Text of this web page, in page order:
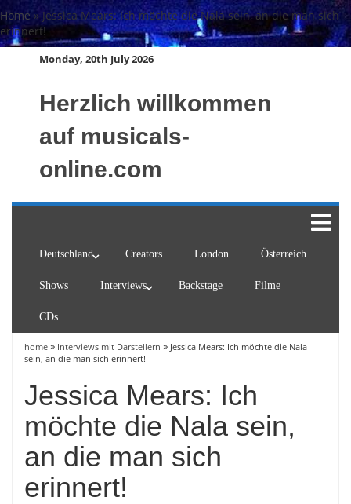
Skip
to
content
Home» Jessica Mears: Ich möchte die Nala sein, an die man sich
erinnert!
Monday, 20th July 2026
Herzlich willkommen
auf musicals-
online.com
Deutschland Creators London Österreich
Shows Interviews Backstage Filme
CDs
home Interviews mit Darstellern
Jessica Mears: Ich möchte die Nala
sein, an die man sich erinnert!
Jessica Mears: Ich
möchte die Nala sein,
an die man sich
erinnert!